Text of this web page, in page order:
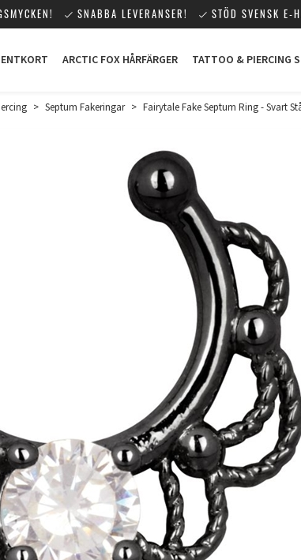
SNABBA LEVERANSER! STÖD SVENSK E-
ARCTIC FOX HÅRFÄRGER TATTOO & PIERCING
> Septum Fakeringar > Fairytale Fake Septum Ring - Svart